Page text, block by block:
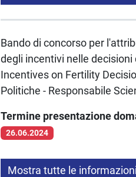
Bando di concorso per
degli incentivi nelle
Incentives on Fertility
Politiche - Responsabile
Termine presentazione
26.06.2024
Mostra tutte le informazioni